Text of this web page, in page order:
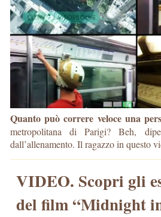
Quanto può correre veloce una
metropolitana di Parigi? Beh,
dall’allenamento. Il ragazzo in questo
VIDEO. Scopri gli
del film “Midnight